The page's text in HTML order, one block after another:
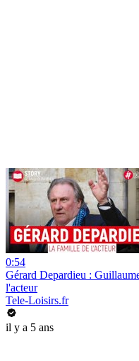
0:54
Gérard Depardieu :
l'acteur
Tele-Loisirs.fr
il y a 5 ans